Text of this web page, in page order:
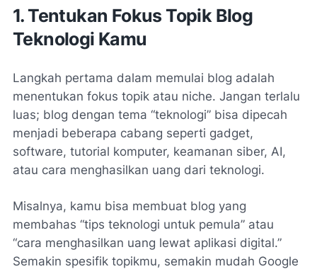
1. Tentukan Fokus Topik Blog
Teknologi Kamu
Langkah pertama dalam memulai blog adalah
menentukan fokus topik atau niche. Jangan terlalu
luas; blog dengan tema “teknologi” bisa dipecah
menjadi beberapa cabang seperti gadget,
software, tutorial komputer, keamanan siber, AI,
atau cara menghasilkan uang dari teknologi.
Misalnya, kamu bisa membuat blog yang
membahas “tips teknologi untuk pemula” atau
“cara menghasilkan uang lewat aplikasi digital.”
Semakin spesifik topikmu, semakin mudah Google